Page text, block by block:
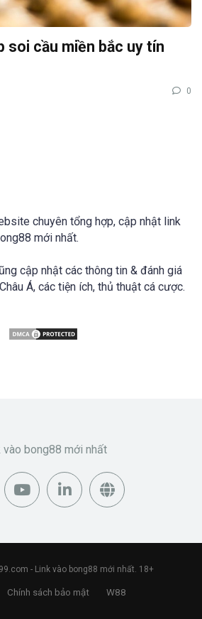
soi cầu miền bắc uy tín
0
chuyên tổng hợp, cập nhật link
mới nhất.
cập nhật các thông tin & đánh giá
Á, các tiện ích, thủ thuật cá cược.
vào bong88 mới nhất
- Link vào bong88 mới nhất. 18+
Chính sách bảo mật W88